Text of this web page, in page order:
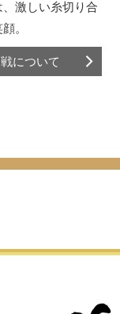
激しい糸切り合
。
について